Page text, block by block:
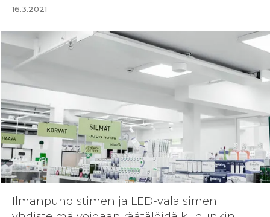
16.3.2021
Ilmanpuhdistimen ja LED-valaisimen